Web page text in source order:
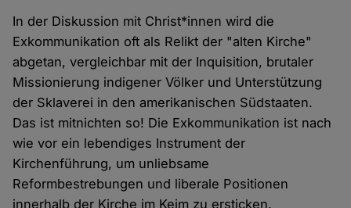
In der Diskussion mit Christ*innen wird die
Exkommunikation oft als Relikt der "alten Kirche"
abgetan, vergleichbar mit der Inquisition, brutaler
Missionierung indigener Völker und Unterstützung
der Sklaverei in den amerikanischen Südstaaten.
Das ist mitnichten so! Die Exkommunikation ist nach
wie vor ein lebendiges Instrument der
Kirchenführung, um unliebsame
Reformbestrebungen und liberale Positionen
innerhalb der Kirche im Keim zu ersticken.